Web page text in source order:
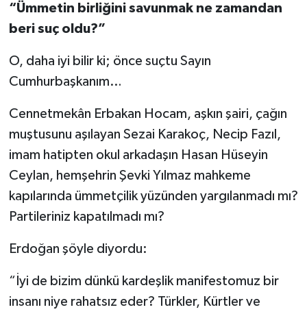
“Ümmetin birliğini savunmak ne zamandan
beri suç oldu?”
O, daha iyi bilir ki; önce suçtu Sayın
Cumhurbaşkanım…
Cennetmekân Erbakan Hocam, aşkın şairi, çağın
muştusunu aşılayan Sezai Karakoç, Necip Fazıl,
imam hatipten okul arkadaşın Hasan Hüseyin
Ceylan, hemşehrin Şevki Yılmaz mahkeme
kapılarında ümmetçilik yüzünden yargılanmadı mı?
Partileriniz kapatılmadı mı?
Erdoğan şöyle diyordu:
“İyi de bizim dünkü kardeşlik manifestomuz bir
insanı niye rahatsız eder? Türkler, Kürtler ve